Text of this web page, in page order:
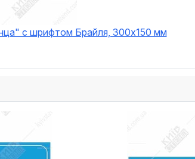
с шрифтом Брайля, 300х150 мм